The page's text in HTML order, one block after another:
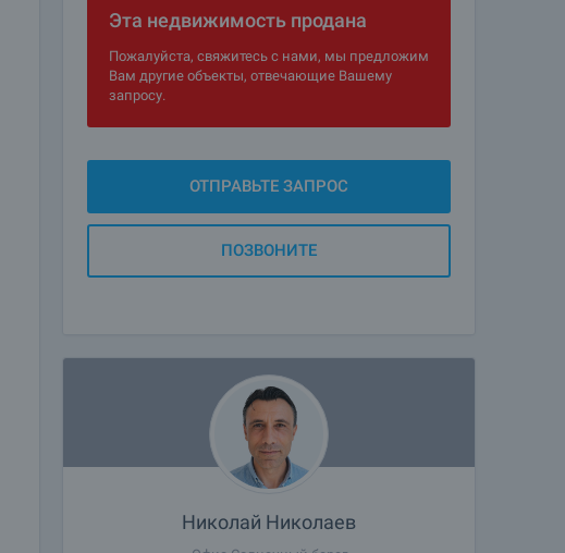
Эта недвижимость продана
Пожалуйста, свяжитесь с нами, мы предложим
Вам другие объекты, отвечающие Вашему
запросу.
ОТПРАВЬТЕ ЗАПРОС
ПОЗВОНИТЕ
Николай Николаев